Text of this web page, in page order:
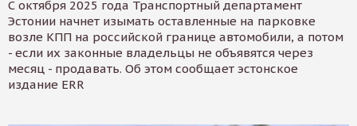
С октября 2025 года Транспортный департамент
Эстонии начнет изымать оставленные на парковке
возле КПП на российской границе автомобили, а потом
- если их законные владельцы не объявятся через
месяц - продавать. Об этом сообщает эстонское
издание ERR